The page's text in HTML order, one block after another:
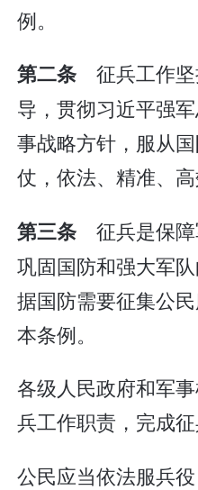
例。
第二条 征兵工作
导，贯彻习近平强
事战略方针，服从
仗，依法、精准、高
第三条 征兵是保
巩固国防和强大军
据国防需要征集公
本条例。
各级人民政府和军
兵工作职责，完成征
公民应当依法服兵